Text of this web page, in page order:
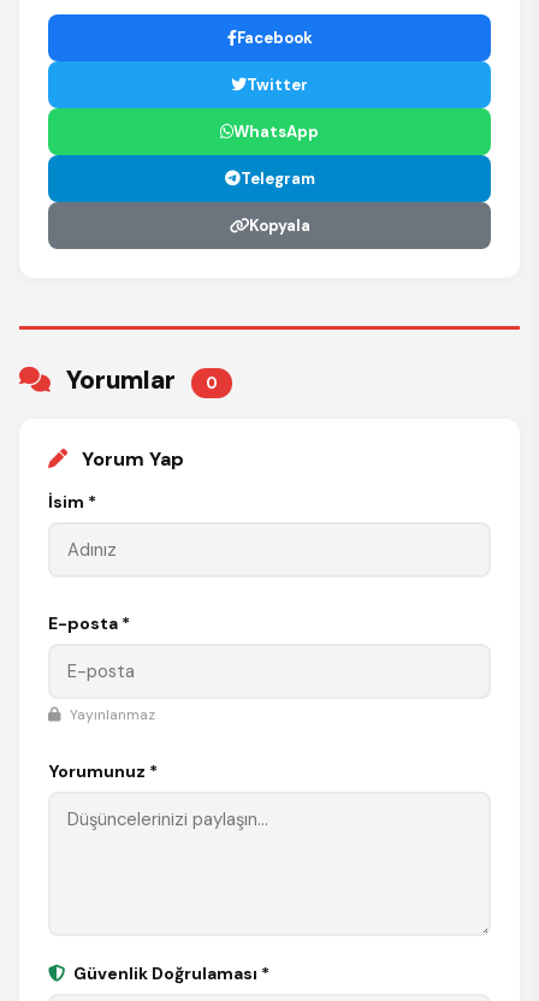
Facebook
Twitter
WhatsApp
Telegram
Kopyala
Yorumlar 0
Yorum Yap
İsim *
E-posta *
Yayınlanmaz
Yorumunuz *
Güvenlik Doğrulaması *